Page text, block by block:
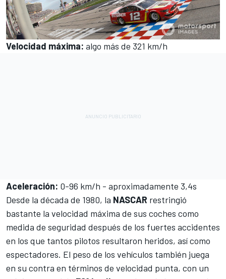
Velocidad máxima: algo más de 321 km/h
Aceleración: 0-96 km/h - aproximadamente 3,4s
Desde la década de 1980, la NASCAR restringió
bastante la velocidad máxima de sus coches como
medida de seguridad después de los fuertes accidentes
en los que tantos pilotos resultaron heridos, así como
espectadores. El peso de los vehículos también juega
en su contra en términos de velocidad punta, con un